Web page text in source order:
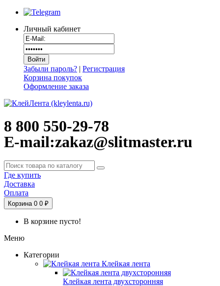
Личный кабинет
Забыли пароль? | Регистрация
Корзина покупок
Оформление заказа
8 800 550-29-78
E-mail:zakaz@slitmaster.ru
Где купить
Доставка
Оплата
Корзина 0 0 ₽
В корзине пусто!
Меню
Категории
Клейкая лента
Клейкая лента двухсторонняя